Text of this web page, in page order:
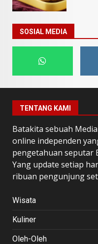
SOSIAL MEDIA
TENTANG KAMI
Batakita sebuah
online independen
pengetahuan seputar
Yang update setiap
ribuan pengunjung
Wisata
Kuliner
Oleh-Oleh